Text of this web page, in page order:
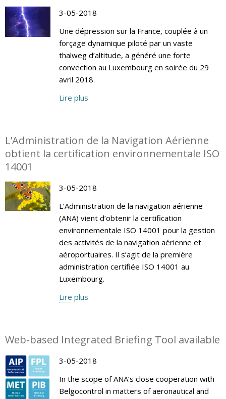
3-05-2018
Une dépression sur la France, couplée à un
forçage dynamique piloté par un vaste
thalweg d’altitude, a généré une forte
convection au Luxembourg en soirée du 29
avril 2018.
Lire plus
L’Administration de la Navigation Aérienne
obtient la certification environnementale ISO
14001
3-05-2018
L’Administration de la navigation aérienne
(ANA) vient d’obtenir la certification
environnementale ISO 14001 pour la gestion
des activités de la navigation aérienne et
aéroportuaires. Il s’agit de la première
administration certifiée ISO 14001 au
Luxembourg.
Lire plus
Web-based Integrated Briefing Tool available
3-05-2018
In the scope of ANA’s close cooperation with
Belgocontrol in matters of aeronautical and